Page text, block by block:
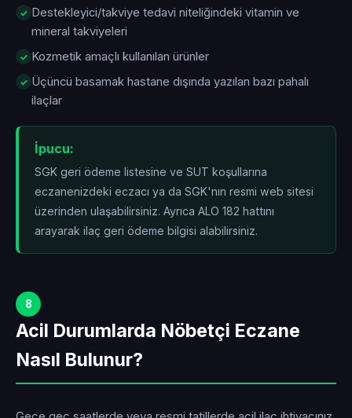
Destekleyici/takviye tedavi niteliğindeki vitamin ve
mineral takviyeleri
Kozmetik amaçlı kullanılan ürünler
Üçüncü basamak hastane dışında yazılan bazı pahalı
ilaçlar
İpucu:
SGK geri ödeme listesine ve SUT koşullarına
eczanenizdeki eczacı ya da SGK'nın resmi web sitesi
üzerinden ulaşabilirsiniz. Ayrıca ALO 182 hattını
arayarak ilaç geri ödeme bilgisi alabilirsiniz.
8
Acil Durumlarda Nöbetçi Eczane
Nasıl Bulunur?